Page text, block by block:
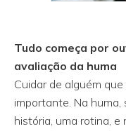
Tudo começa por
avaliação da huma
Cuidar de alguém
importante. Na
história, uma rotina, e